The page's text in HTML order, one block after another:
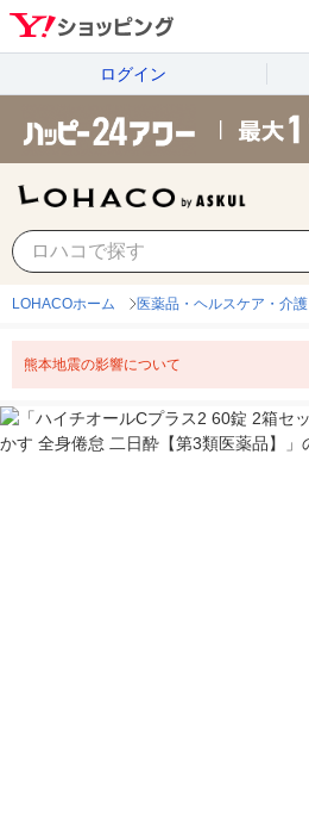
ログイン
LOHACOホーム 医薬品・ヘルスケア・介護
熊本地震の影響について